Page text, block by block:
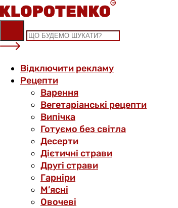
Skip
to
content
Відключити рекламу
Рецепти
Варення
Вегетаріанські рецепти
Випічка
Готуємо без світла
Десерти
Дієтичні страви
Другі страви
Гарніри
М’ясні
Овочеві